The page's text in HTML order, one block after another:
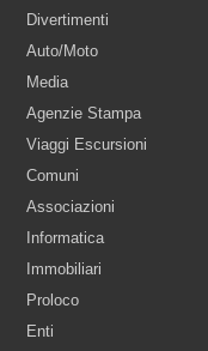
Divertimenti
Auto/Moto
Media
Agenzie Stampa
Viaggi Escursioni
Comuni
Associazioni
Informatica
Immobiliari
Proloco
Enti